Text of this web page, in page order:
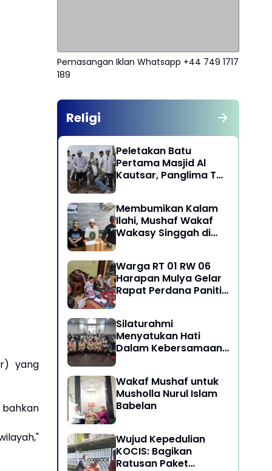
yang
bahkan
Pemasangan Iklan Whatsapp +44 749 1717
189
Religi
Peletakan Batu
Pertama Masjid Al
Kautsar, Panglima TNI
Kebersamaan
Masyarakat
Membumikan Kalam
Ilahi, Mushaf Wakaf
Wakasy Singgah di
Barat
Warga RT 01 RW 06
Harapan Mulya Gelar
Rapat Perdana Panitia
Silaturahmi
Menyatukan Hati
Dalam Kebersamaan
Ekonomi Kreatif
Provinsi DKI Jakarta
Wakaf Mushaf untuk
Musholla Nurul Islam
Babelan
Wujud Kepedulian
KOCIS: Bagikan
Ratusan Paket